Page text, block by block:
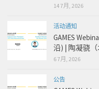
14 7月, 2026
活动通知
GAMES
沿) | 陶凝骁
6 7月, 2026
公告